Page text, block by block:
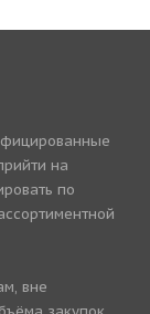
на
по
вне